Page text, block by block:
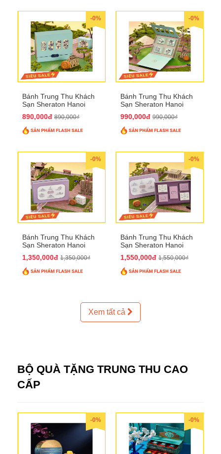
-0%
Bánh Trung Thu Khách
Sạn Sheraton Hanoi
890,000đ 890,000₫
-0%
Bánh Trung Thu Khách
Sạn Sheraton Hanoi
990,000đ 990,000₫
-0%
Bánh Trung Thu Khách
Sạn Sheraton Hanoi
1,350,000đ 1,350,000₫
-0%
Bánh Trung Thu Khách
Sạn Sheraton Hanoi
1,550,000đ 1,550,000₫
Xem tất cả
BỘ QUÀ TẶNG TRUNG THU CAO
CẤP
-0% -0%